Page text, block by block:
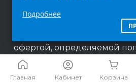
Главная Кабинет Корзина
интернет-сайт (
исключительно
ни при каких условиях не
офертой, определяемой
437 п.2 Гражданского
Федерации.
Подробнее